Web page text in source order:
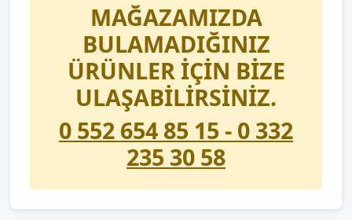
MAĞAZAMIZDA
BULAMADIĞINIZ
ÜRÜNLER İÇİN BİZE
ULAŞABİLİRSİNİZ.
0 552 654 85 15 - 0 332
235 30 58